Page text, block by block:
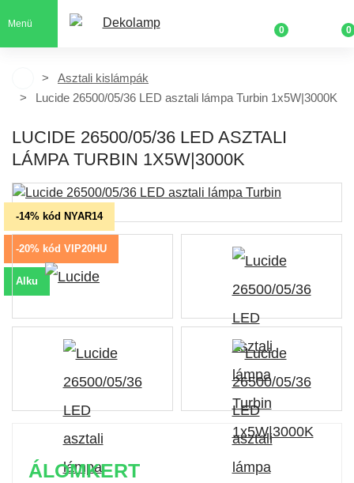
Menü
0 0
Asztali kislámpák
Lucide 26500/05/36 LED asztali lámpa Turbin 1x5W|3000K
LUCIDE 26500/05/36 LED ASZTALI
LÁMPA TURBIN 1X5W|3000K
-14% kód NYAR14
-20% kód VIP20HU
Alku
ÁLOMKERT